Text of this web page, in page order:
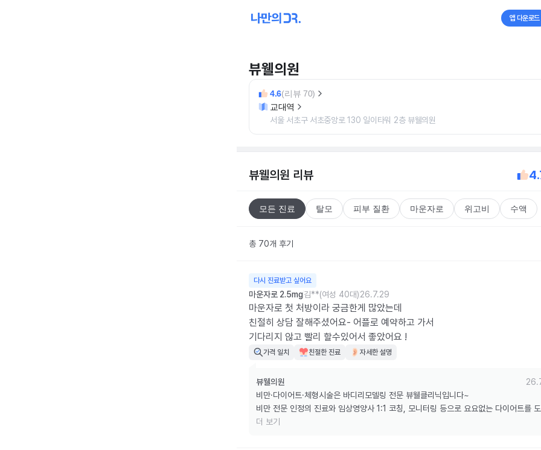
앱 다운로드
뷰웰의원
4.6(리뷰 70)
교대역
서울 서초구 서초중앙로 130 일이타워 2층 뷰웰의원
뷰웰의원 리뷰
모든 진료 탈모 피부 질환 마운자로 위고비 수액
총 70개 후기
다시 진료받고 싶어요
마운자로 2.5mg김**(여성 40대)26.7.29
마운자로 첫 처방이라 궁금한게 많았는데
친절히 상담 잘해주셨어요- 어플로 예약하고 가서
기다리지 않고 빨리 할수있어서 좋았어요 !
가격 일치 친절한 진료 자세한 설명
뷰웰의원
비만·다이어트·체형시술은 바디리모델링 전문 뷰웰클리닉입니다~
비만 전문 인정의 진료와 임상영양사 1:1 코칭, 모니터링 등으로 요요없는 다이어트를
리겠습니다.
더 보기